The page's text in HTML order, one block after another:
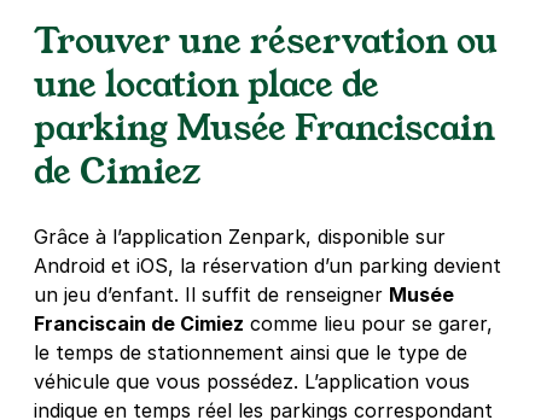
Réserver
+ Abonnements disponibles
Trouver une réservation ou
une location place de
parking Musée Franciscain
de Cimiez
Grâce à l’application Zenpark, disponible sur
Android et iOS, la réservation d’un parking devient
un jeu d’enfant. Il suffit de renseigner Musée
Franciscain de Cimiez comme lieu pour se garer,
le temps de stationnement ainsi que le type de
véhicule que vous possédez. L’application vous
indique en temps réel les parkings correspondant